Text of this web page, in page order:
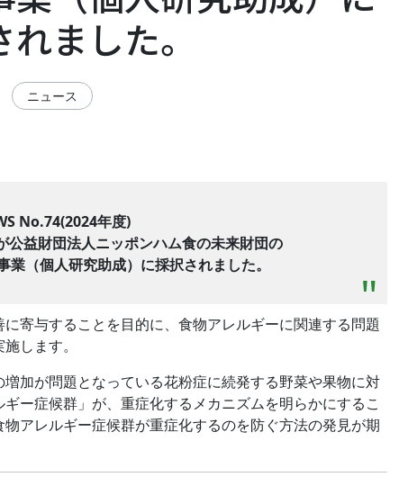
ました。
ニュース
No.74(2024年度)
公益財団法人ニッポンハム食の未来財団の
業（個人研究助成）に採択されました。
寄与することを目的に、 食物アレルギーに関連する問題
します。
増加が問題となっている花粉症に続発する野菜や果物に対
ー症候群」が、 重症化するメカニズムを明らかにするこ
物アレルギー症候群が重症化するのを防ぐ方法の発見が期